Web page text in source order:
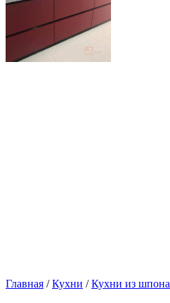
Главная /Кухни /Кухни из шпона